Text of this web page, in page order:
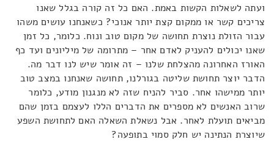
ועתה לשאלות הקשות באמת. האם כל זה קורה בגלל שאנו
צריכים קשר או ממקום קצת יותר אנוכי? כשאנחנו עושים משהו
עבור הזולת נוצרת תחושה של מקום טוב ונוח. כלומר, כל זמן
שאנו יכולים להעניק לאדם אחר – מתרומה של מיליונים ועד כף
האורז האחרונה מהצלחת שלנו – זה אומר שיש לנו דבר מה.
הדבר יוצר תחושת שליטה בגורלנו, תחושה שאנחנו במצב טוב
יותר ממישהו אחר. סביר להניח שזה לא מנגנון מודע, כלומר
שרוב האנשים לא מספרים את הדברים הללו לעצמם בזמן שהם
מביאים תועלת לאחר. אבל נשאלת השאלה האם לתחושת השפע
שיוצרת הנתינה יש חלק סמוי בתופעה?